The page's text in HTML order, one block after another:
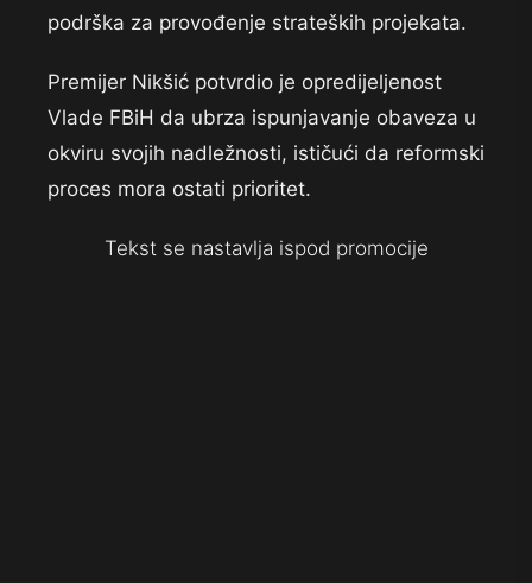
podrška za provođenje strateških projekata.
Premijer Nikšić potvrdio je opredijeljenost
Vlade FBiH da ubrza ispunjavanje obaveza u
okviru svojih nadležnosti, ističući da reformski
proces mora ostati prioritet.
Tekst se nastavlja ispod promocije